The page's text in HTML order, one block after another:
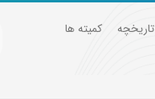
تاریخچه
کمیته ها